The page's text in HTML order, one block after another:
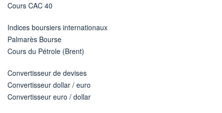
Cours CAC 40
Indices boursiers internationaux
Palmarès Bourse
Cours du Pétrole (Brent)
Convertisseur de devises
Convertisseur dollar / euro
Convertisseur euro / dollar